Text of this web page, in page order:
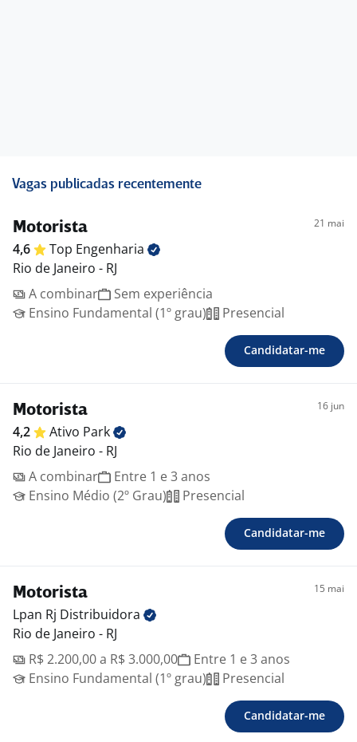
Vagas publicadas recentemente
Motorista 21 mai
4,6 Top Engenharia
Rio de Janeiro - RJ
A combinar
Sem experiência
Ensino Fundamental (1º grau)
Presencial
Candidatar-me
Motorista 16 jun
4,2 Ativo Park
Rio de Janeiro - RJ
A combinar
Entre 1 e 3 anos
Ensino Médio (2º Grau)
Presencial
Candidatar-me
Motorista 15 mai
Lpan Rj Distribuidora
Rio de Janeiro - RJ
R$ 2.200,00 a R$ 3.000,00
Entre 1 e 3 anos
Ensino Fundamental (1º grau)
Presencial
Candidatar-me